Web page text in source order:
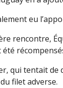
eu
rencontre,
qui tentait
filet adverse.